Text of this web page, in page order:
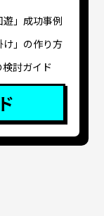
」成功事例
け」の作り方
討ガイド